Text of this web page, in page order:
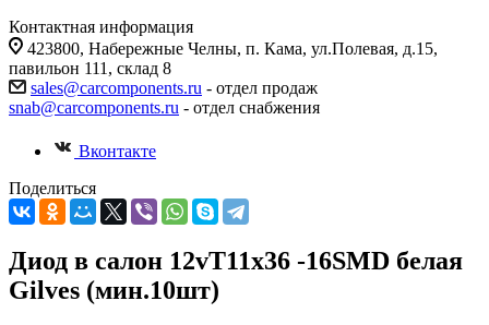
Контактная информация
423800, Набережные Челны, п. Кама, ул.Полевая, д.15,
павильон 111, склад 8
sales@carcomponents.ru - отдел продаж
snab@carcomponents.ru - отдел снабжения
Вконтакте
Поделиться
Диод в салон 12vT11х36 -16SMD белая
Gilves (мин.10шт)